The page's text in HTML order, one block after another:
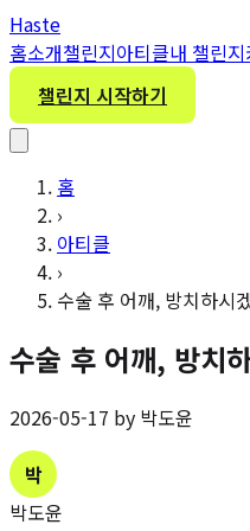
Haste
홈소개챌린지아티클내 챌린지
챌린지 시작하기
홈
›
아티클
›
수술 후 어깨, 방치하시
수술 후 어깨, 방치
2026-05-17 by 박도윤
박
박도윤